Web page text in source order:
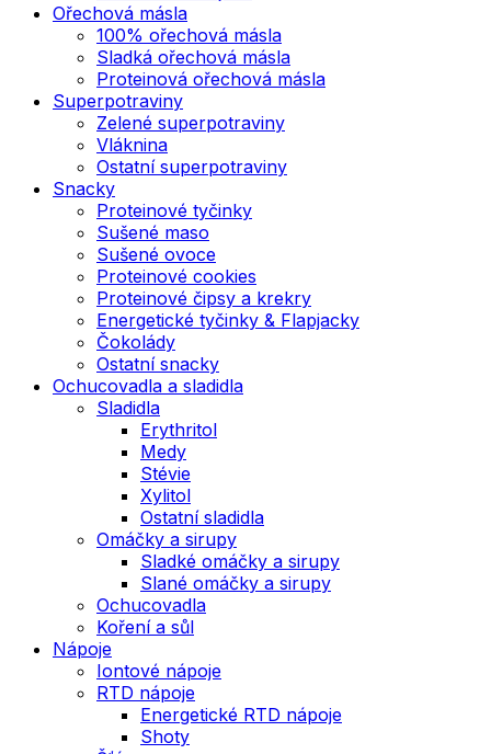
Ořechová másla
100% ořechová másla
Sladká ořechová másla
Proteinová ořechová másla
Superpotraviny
Zelené superpotraviny
Vláknina
Ostatní superpotraviny
Snacky
Proteinové tyčinky
Sušené maso
Sušené ovoce
Proteinové cookies
Proteinové čipsy a krekry
Energetické tyčinky & Flapjacky
Čokolády
Ostatní snacky
Ochucovadla a sladidla
Sladidla
Erythritol
Medy
Stévie
Xylitol
Ostatní sladidla
Omáčky a sirupy
Sladké omáčky a sirupy
Slané omáčky a sirupy
Ochucovadla
Koření a sůl
Nápoje
Iontové nápoje
RTD nápoje
Energetické RTD nápoje
Shoty